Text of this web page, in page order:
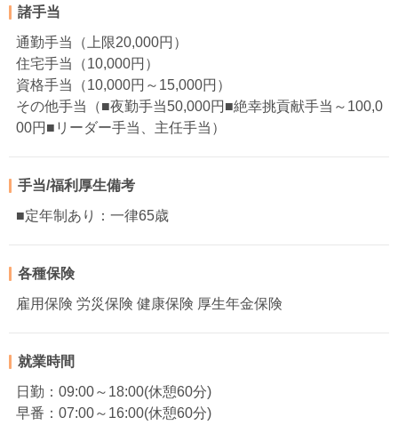
諸手当
通勤手当（上限20,000円）
住宅手当（10,000円）
資格手当（10,000円～15,000円）
その他手当（■夜勤手当50,000円■絶幸挑貢献手当～100,0
00円■リーダー手当、主任手当）
手当/福利厚生備考
■定年制あり：一律65歳
各種保険
雇用保険 労災保険 健康保険 厚生年金保険
就業時間
日勤：09:00～18:00(休憩60分)
早番：07:00～16:00(休憩60分)